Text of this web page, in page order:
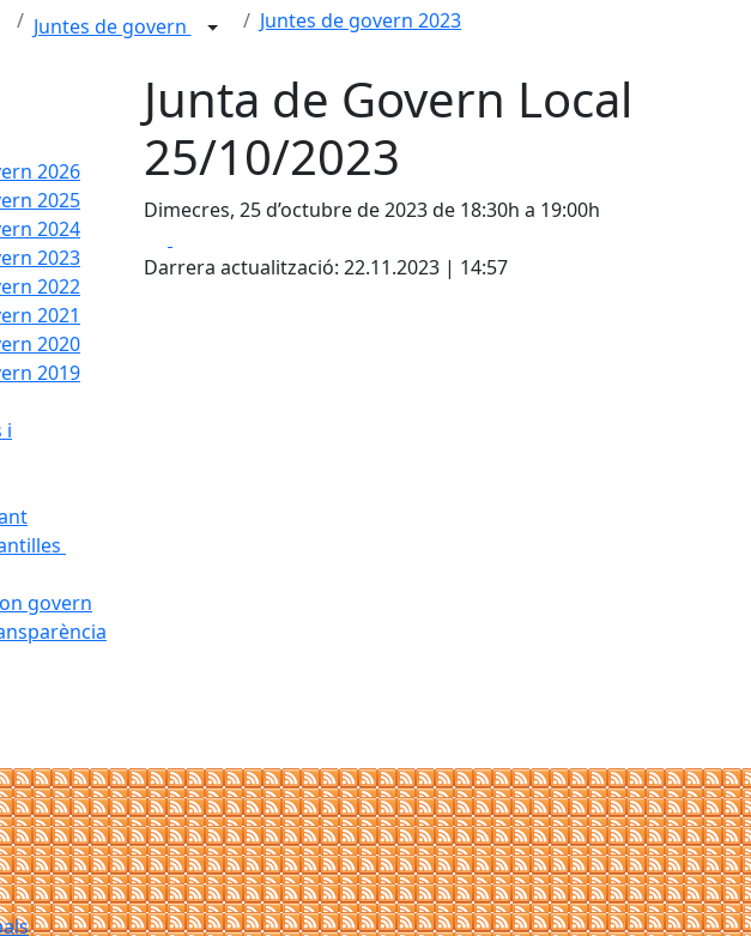
Juntes de govern Juntes de govern 2023
2026
2025
2024
2023
2022
2021
2020
2019
i
govern
Junta de Govern Local
25/10/2023
Dimecres, 25 d’octubre de 2023 de 18:30h a 19:00h
Darrera actualització: 22.11.2023 | 14:57